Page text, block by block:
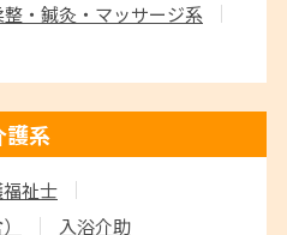
整・鍼灸・マッサージ系
護系
祉士
入浴介助